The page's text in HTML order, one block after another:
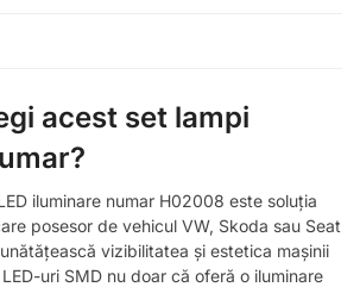
acest set lampi
iluminare numar H02008 este soluția
posesor de vehicul VW, Skoda sau Seat
vizibilitatea și estetica mașinii
uri SMD nu doar că oferă o iluminare